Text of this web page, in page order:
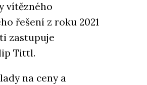
vítězného
řešení z roku 2021
zastupuje
Tittl.
na ceny a